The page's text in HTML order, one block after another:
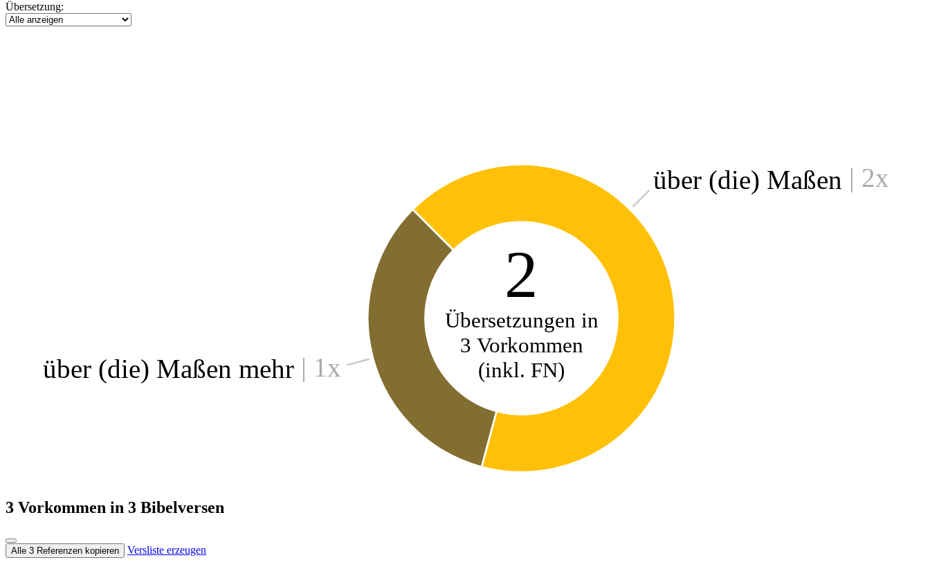
Übersetzung:
2
Übersetzungen in
3 Vorkommen
(inkl. FN)
über (die) Maßen | 2x
über (die) Maßen mehr | 1x
3 Vorkommen in 3 Bibelversen
Alle 3 Referenzen kopieren Versliste erzeugen